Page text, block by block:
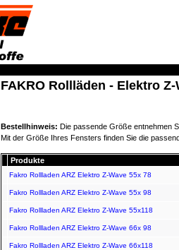
FAKRO Rollläden - Elektro Z-
Bestellhinweis: Die passende Größe entnehmen
Mit der Größe Ihres Fensters finden Sie die
Produkte
Fakro Rollladen ARZ Elektro Z-Wave 55x 78
Fakro Rollladen ARZ Elektro Z-Wave 55x 98
Fakro Rollladen ARZ Elektro Z-Wave 55x118
Fakro Rollladen ARZ Elektro Z-Wave 66x 98
Fakro Rollladen ARZ Elektro Z-Wave 66x118